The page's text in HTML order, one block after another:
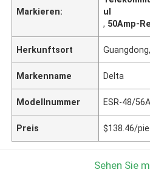
Markieren:
ul
, 50Amp-
Herkunftsort
Markenname Delta
Modellnummer ESR-48/
Preis $138.46/
Sehen Sie